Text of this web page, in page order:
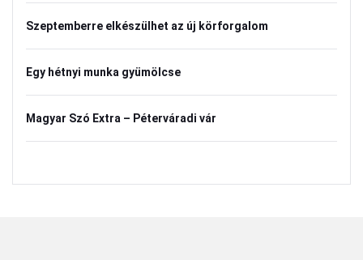
Szeptemberre elkészülhet az új körforgalom
Egy hétnyi munka gyümölcse
Magyar Szó Extra – Péterváradi vár